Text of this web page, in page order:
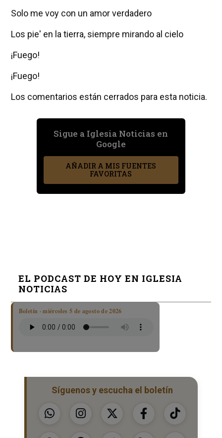
Solo me voy con un amor verdadero
Los pie' en la tierra, siempre mirando al cielo
¡Fuego!
¡Fuego!
Los comentarios están cerrados para esta noticia.
Sigue a Iglesia Noticias en
Google
AÑADIR A MIS FUENTES
FAVORITAS
EL PODCAST DE HOY EN IGLESIA
NOTICIAS
Boletín · miércoles 5 de agosto de 2026
Síguenos y escucha el boletín